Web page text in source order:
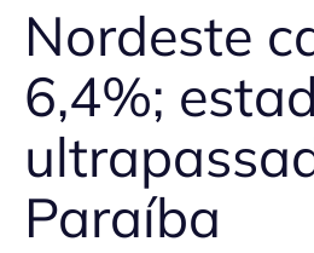
Nordeste
6,4%;
Paraíba